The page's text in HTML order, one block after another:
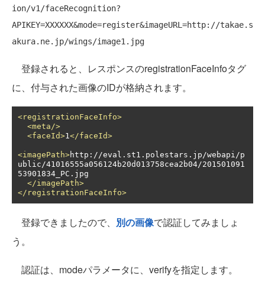
ion/v1/faceRecognition?
APIKEY=XXXXXX&mode=register&imageURL=http://takae.s
登録されると、レスポンスのregistrationFaceInfoタグ
に、付与された画像のIDが格納されます。
<registrationFaceInfo>
<meta/>
<faceId>1 </faceId>
<imagePath>http://eval.st1.polestars.jp/webapi/p
ublic/41016555a056124b20d013758cea2b04/201501091
53901834_PC.jpg
</imagePath>
</registrationFaceInfo>
登録できましたので、 別の画像で認証してみましょ
う。
認証は、modeパラメータに、verifyを指定します。